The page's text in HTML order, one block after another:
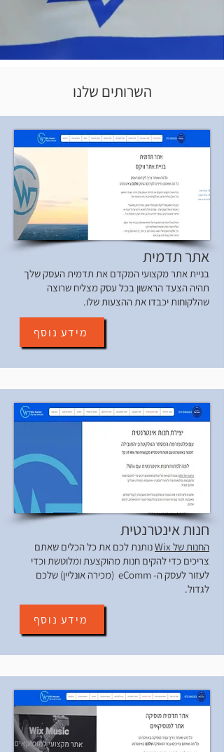
השרותים שלנו
אתר תדמית
בניית אתר מקצועי המקדם את תדמית העסק שלך
תהיה הצעד הראשון בכל עסק מצליח שרוצה
שהלקוחות יכבדו את ההצעות שלו.
מידע נוסף
חנות אינטרנטית
החנות של Wix
נותנת לכם את כל הכלים שאתם
צריכים כדי להקים חנות מהוקצעת ומלוטשת וכדי
לעזור לעסק ה- eComm (מכירה אונליין) שלכם
לגדול.
מידע נוסף